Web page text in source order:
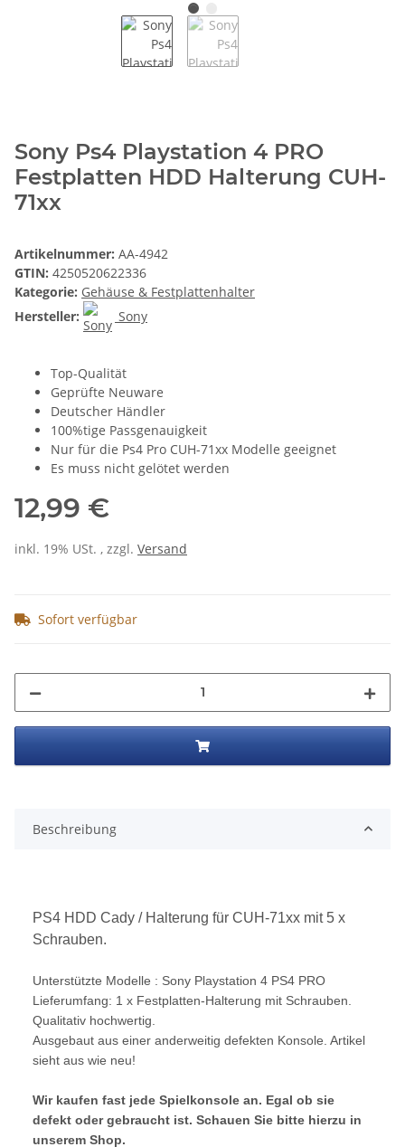
Sony Ps4 Playstation 4 PRO
Festplatten HDD Halterung CUH-
71xx
Artikelnummer: AA-4942
GTIN: 4250520622336
Kategorie: Gehäuse & Festplattenhalter
Hersteller:
Sony
Top-Qualität
Geprüfte Neuware
Deutscher Händler
100%tige Passgenauigkeit
Nur für die Ps4 Pro CUH-71xx Modelle geeignet
Es muss nicht gelötet werden
12,99 €
inkl. 19% USt. , zzgl. Versand
Sofort verfügbar
Beschreibung
PS4 HDD Cady / Halterung für CUH-71xx mit 5 x
Schrauben.
Unterstützte Modelle : Sony Playstation 4 PS4 PRO
Lieferumfang: 1 x Festplatten-Halterung mit Schrauben.
Qualitativ hochwertig.
Ausgebaut aus einer anderweitig defekten Konsole. Artikel
sieht aus wie neu!
Wir kaufen fast jede Spielkonsole an. Egal ob sie
defekt oder gebraucht ist. Schauen Sie bitte hierzu in
unserem Shop.